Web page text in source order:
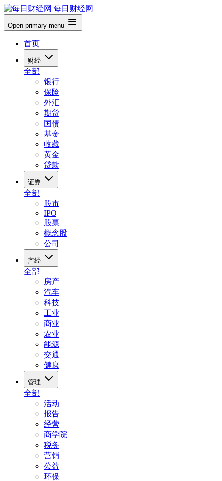
每日财经网
Open primary menu
首页
财经
全部
银行
保险
外汇
期货
国债
基金
收藏
黄金
贷款
证券
全部
股市
IPO
股票
概念股
公司
产经
全部
房产
汽车
科技
工业
商业
农业
能源
交通
健康
管理
全部
活动
报告
经营
商学院
税务
营销
公益
环保